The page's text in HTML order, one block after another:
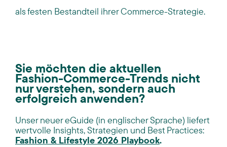
als festen Bestandteil ihrer Commerce-Strategie.
Sie möchten die aktuellen
Fashion-Commerce-Trends nicht
nur verstehen, sondern auch
erfolgreich anwenden?
Unser neuer eGuide (in englischer Sprache) liefert
wertvolle Insights, Strategien und Best Practices:
Fashion & Lifestyle 2026 Playbook.